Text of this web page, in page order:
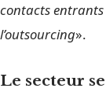
contacts entrants
l’outsourcing».
Le secteur